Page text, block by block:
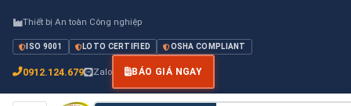
Thiết bị An toàn Công nghiệp
ISO 9001 LOTO CERTIFIED OSHA COMPLIANT
0912.124.679 Zalo BÁO GIÁ NGAY